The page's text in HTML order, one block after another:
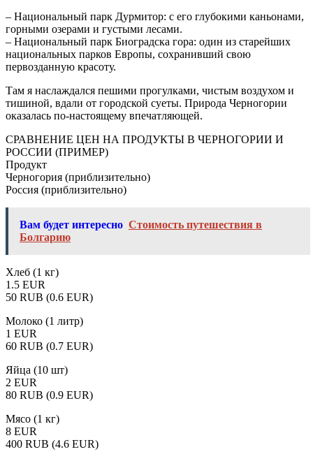
– Национальный парк Дурмитор: с его глубокими каньонами,
горными озерами и густыми лесами.
– Национальный парк Биоградска гора: один из старейших
национальных парков Европы, сохранивший свою
первозданную красоту.
Там я наслаждался пешими прогулками, чистым воздухом и
тишиной, вдали от городской суеты. Природа Черногории
оказалась по-настоящему впечатляющей.
СРАВНЕНИЕ ЦЕН НА ПРОДУКТЫ В ЧЕРНОГОРИИ И
РОССИИ (ПРИМЕР)
Продукт
Черногория (приблизительно)
Россия (приблизительно)
Вам будет интересно Стоимость путешествия в
Болгарию
Хлеб (1 кг)
1.5 EUR
50 RUB (0.6 EUR)
Молоко (1 литр)
1 EUR
60 RUB (0.7 EUR)
Яйца (10 шт)
2 EUR
80 RUB (0.9 EUR)
Мясо (1 кг)
8 EUR
400 RUB (4.6 EUR)